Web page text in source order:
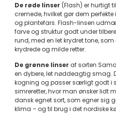
De røde linser (Flash) er hurtigt
cremede, hvilket gør dem perfekte
og plantefars. Flash-linsen
farve og struktur godt under
rund, med en let krydret tone,
krydrede og milde retter.
De grønne linser af sorten
en dybere, let nøddeagtig smag.
kogning og passer særligt godt i
simreretter, hvor man ønsker lidt
dansk egnet sort, som egner sig
klima – og til brug i det nordiske